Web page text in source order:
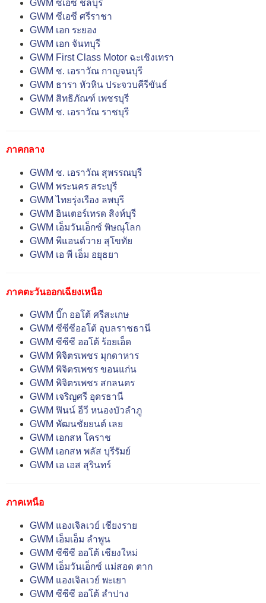
GWM ซีเอซี ชลบุรี
GWM ซีเอซี ศรีราชา
GWM เอก ระยอง
GWM เอก จันทบุรี
GWM First Class Motor ฉะเชิงเทรา
GWM ช. เอราวัณ กาญจนบุรี
GWM ธารา หัวหิน ประจวบคีรีขันธ์
GWM สิทธิภัณฑ์ เพชรบุรี
GWM ช. เอราวัณ ราชบุรี
ภาคกลาง
GWM ช. เอราวัณ สุพรรณบุรี
GWM พระนคร สระบุรี
GWM ไทยรุ่งเรือง ลพบุรี
GWM อินเตอร์เทรด สิงห์บุรี
GWM เอ็มวันเอ็กซ์ พิษณุโลก
GWM พีแอนด์วาย สุโขทัย
GWM เอ พี เอ็ม อยุธยา
ภาคตะวันออกเฉียงเหนือ
GWM บิ๊ก ออโต้ ศรีสะเกษ
GWM ซีซีซีออโต้ อุบลราชธานี
GWM ซีซีซี ออโต้ ร้อยเอ็ด
GWM พิจิตรเพชร มุกดาหาร
GWM พิจิตรเพชร ขอนแก่น
GWM พิจิตรเพชร สกลนคร
GWM เจริญศรี อุดรธานี
GWM ฟินน์ อีวี หนองบัวลำภู
GWM พัฒนชัยยนต์ เลย
GWM เอกสห โคราช
GWM เอกสห พลัส บุรีรัมย์
GWM เอ เอส สุรินทร์
ภาคเหนือ
GWM แองเจิลเวย์ เชียงราย
GWM เอ็มเอ็ม ลำพูน
GWM ซีซีซี ออโต้ เชียงใหม่
GWM เอ็มวันเอ็กซ์ แม่สอด ตาก
GWM แองเจิลเวย์ พะเยา
GWM ซีซีซี ออโต้ ลำปาง